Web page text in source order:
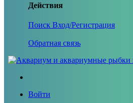
Действия
Поиск Вход/Регистрация
Обратная связь
Войти